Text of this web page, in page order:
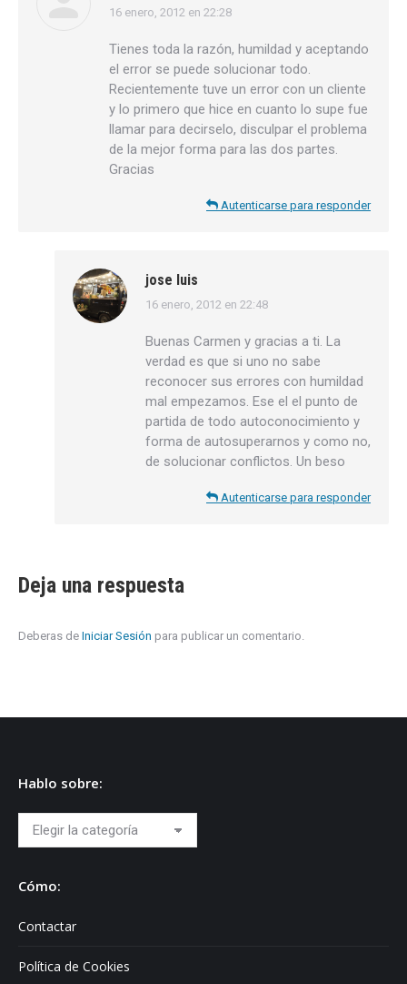
dice:
16 enero, 2012 en 22:28
Tienes toda la razón, humildad y aceptando
el error se puede solucionar todo.
Recientemente tuve un error con un cliente
y lo primero que hice en cuanto lo supe fue
llamar para decirselo, disculpar el problema
de la mejor forma para las dos partes.
Gracias
Autenticarse para responder
jose luis
dice:
16 enero, 2012 en 22:48
Buenas Carmen y gracias a ti. La
verdad es que si uno no sabe
reconocer sus errores con humildad
mal empezamos. Ese el el punto de
partida de todo autoconocimiento y
forma de autosuperarnos y como no,
de solucionar conflictos. Un beso
Autenticarse para responder
Deja una respuesta
Deberas de Iniciar Sesión para publicar un comentario.
Hablo sobre:
Hablo
sobre:
Cómo:
Contactar
Política de Cookies